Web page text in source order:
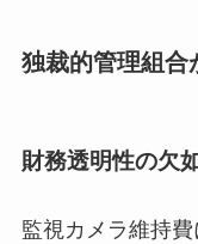
独裁的管理組合
財務透明性の欠
監視カメラ維持